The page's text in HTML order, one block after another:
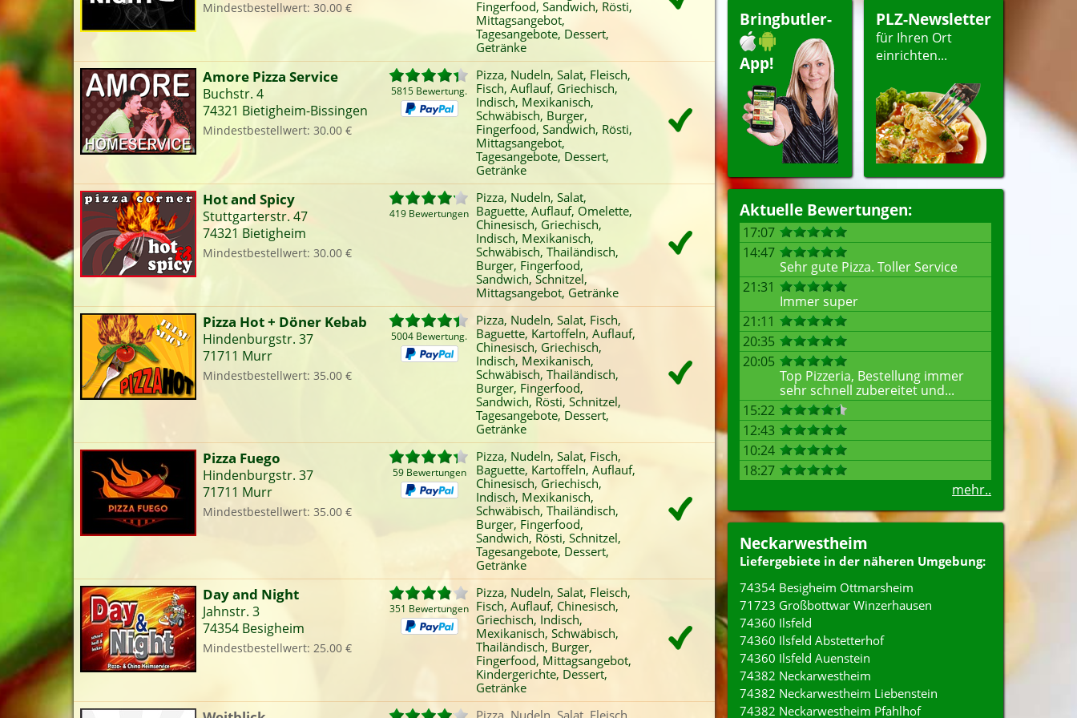
Bringbutler-
App!
PLZ-Newsletter
für Ihren Ort
einrichten...
Aktuelle Bewertungen:
17:07
14:47
Sehr gute Pizza. Toller Service
21:31
Immer super
21:11
20:35
20:05
Top Pizzeria, Bestellung immer
sehr schnell zubereitet und...
15:22
12:43
10:24
18:27
mehr..
Neckarwestheim
Liefergebiete in der näheren Umgebung:
74354 Besigheim Ottmarsheim
71723 Großbottwar Winzerhausen
74360 Ilsfeld
74360 Ilsfeld Abstetterhof
74360 Ilsfeld Auenstein
74382 Neckarwestheim
74382 Neckarwestheim Liebenstein
74382 Neckarwestheim Pfahlhof
Chinesisch
Griechisch
Indisch
Burger
Fingerfood
Tagesangebote
Vorspeisen
Kindergerichte
Liefertermin:
sofort
für um Uhr bestellen
Mindestbestellwert: 30.00 €
Fingerfood, Sandwich, Rösti,
Mittagsangebot,
Tagesangebote, Dessert,
Getränke
Amore Pizza Service
Buchstr. 4
74321 Bietigheim-Bissingen
Mindestbestellwert: 30.00 €
5815 Bewertung.
Pizza, Nudeln, Salat, Fleisch,
Fisch, Auflauf, Griechisch,
Indisch, Mexikanisch,
Schwäbisch, Burger,
Fingerfood, Sandwich, Rösti,
Mittagsangebot,
Tagesangebote, Dessert,
Getränke
Hot and Spicy
Stuttgarterstr. 47
74321 Bietigheim
Mindestbestellwert: 30.00 €
419 Bewertungen
Pizza, Nudeln, Salat,
Baguette, Auflauf, Omelette,
Chinesisch, Griechisch,
Indisch, Mexikanisch,
Schwäbisch, Thailändisch,
Burger, Fingerfood,
Sandwich, Schnitzel,
Mittagsangebot, Getränke
Pizza Hot + Döner Kebab
Hindenburgstr. 37
71711 Murr
Mindestbestellwert: 35.00 €
5004 Bewertung.
Pizza, Nudeln, Salat, Fisch,
Baguette, Kartoffeln, Auflauf,
Chinesisch, Griechisch,
Indisch, Mexikanisch,
Schwäbisch, Thailändisch,
Burger, Fingerfood,
Sandwich, Rösti, Schnitzel,
Tagesangebote, Dessert,
Getränke
Pizza Fuego
Hindenburgstr. 37
71711 Murr
Mindestbestellwert: 35.00 €
59 Bewertungen
Pizza, Nudeln, Salat, Fisch,
Baguette, Kartoffeln, Auflauf,
Chinesisch, Griechisch,
Indisch, Mexikanisch,
Schwäbisch, Thailändisch,
Burger, Fingerfood,
Sandwich, Rösti, Schnitzel,
Tagesangebote, Dessert,
Getränke
Day and Night
Jahnstr. 3
74354 Besigheim
Mindestbestellwert: 25.00 €
351 Bewertungen
Pizza, Nudeln, Salat, Fleisch,
Fisch, Auflauf, Chinesisch,
Griechisch, Indisch,
Mexikanisch, Schwäbisch,
Thailändisch, Burger,
Fingerfood, Mittagsangebot,
Kindergerichte, Dessert,
Getränke
Pizza, Nudeln, Salat, Fleisch,